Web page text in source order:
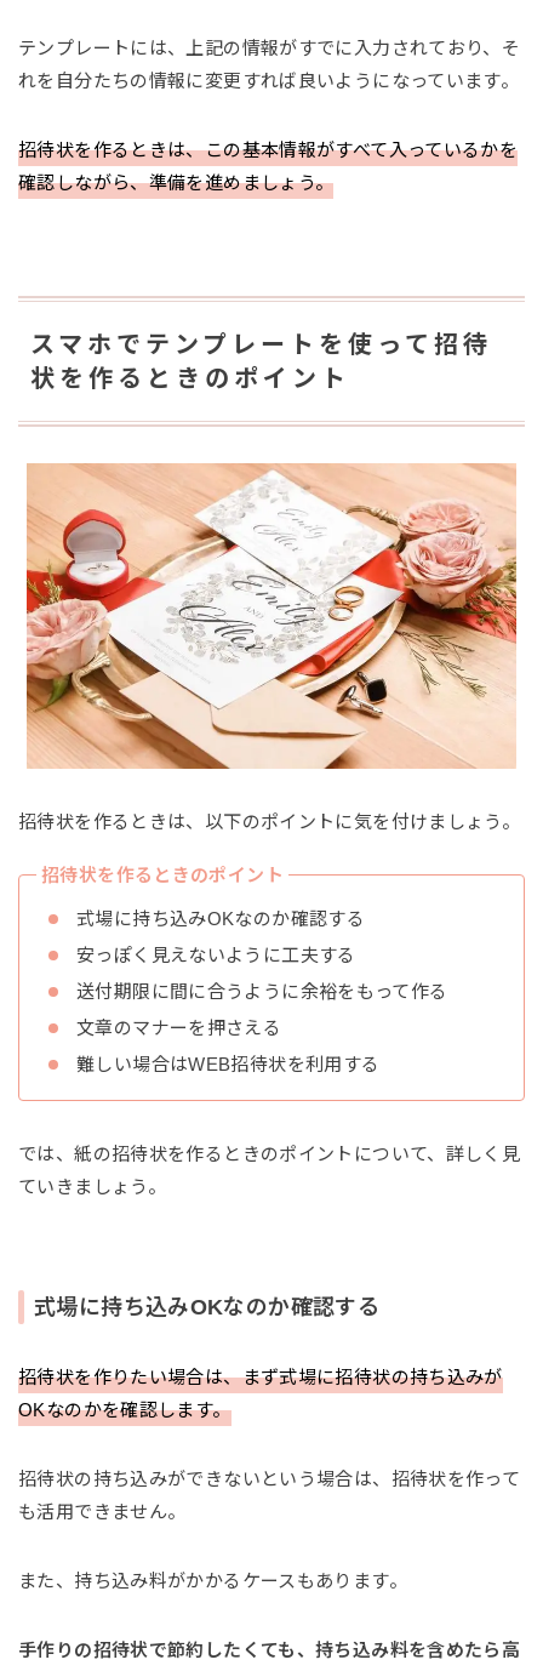
テンプレートには、上記の情報がすでに入力されており、そ
れを自分たちの情報に変更すれば良いようになっています。
招待状を作るときは、この基本情報がすべて入っているかを
確認しながら、準備を進めましょう。
スマホでテンプレートを使って招待
状を作るときのポイント
招待状を作るときは、以下のポイントに気を付けましょう。
招待状を作るときのポイント
式場に持ち込みOKなのか確認する
安っぽく見えないように工夫する
送付期限に間に合うように余裕をもって作る
文章のマナーを押さえる
難しい場合はWEB招待状を利用する
では、紙の招待状を作るときのポイントについて、詳しく見
ていきましょう。
式場に持ち込みOKなのか確認する
招待状を作りたい場合は、まず式場に招待状の持ち込みが
OKなのかを確認します。
招待状の持ち込みができないという場合は、招待状を作って
も活用できません。
また、持ち込み料がかかるケースもあります。
手作りの招待状で節約したくても、持ち込み料を含めたら高